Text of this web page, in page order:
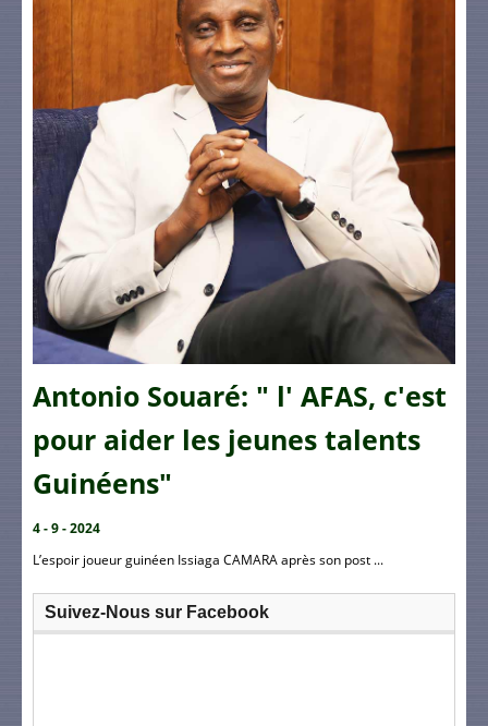
Antonio Souaré: " l' AFAS, c'est
pour aider les jeunes talents
Guinéens"
4 - 9 - 2024
L’espoir joueur guinéen Issiaga CAMARA après son post ...
Suivez-Nous sur Facebook